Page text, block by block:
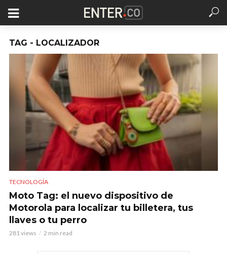
TAG - LOCALIZADOR
TECNOLOGÍA
Moto Tag: el nuevo dispositivo de
Motorola para localizar tu billetera, tus
llaves o tu perro
281 views 2 min read